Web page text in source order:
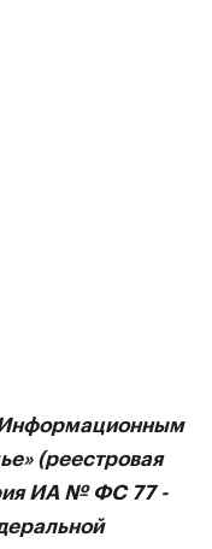
Информационным
(реестровая
ИА № ФС 77 -